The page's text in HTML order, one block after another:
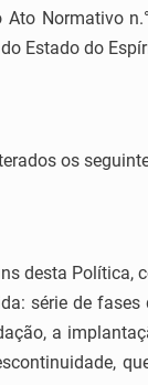
Ato Normativo
Estado do
os
desta Política,
série de fases
a